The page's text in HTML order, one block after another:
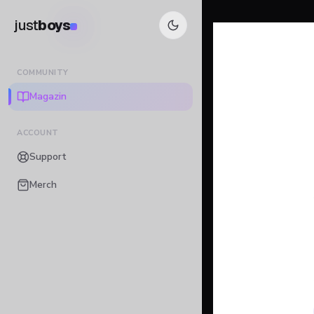
justboys
COMMUNITY
Magazin
ACCOUNT
Support
Merch